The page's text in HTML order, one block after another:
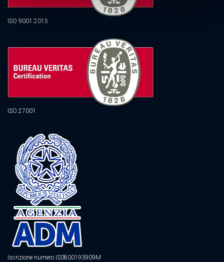
ISO 9001:2015
ISO 27001
Iscrizione numero IS0800193909M